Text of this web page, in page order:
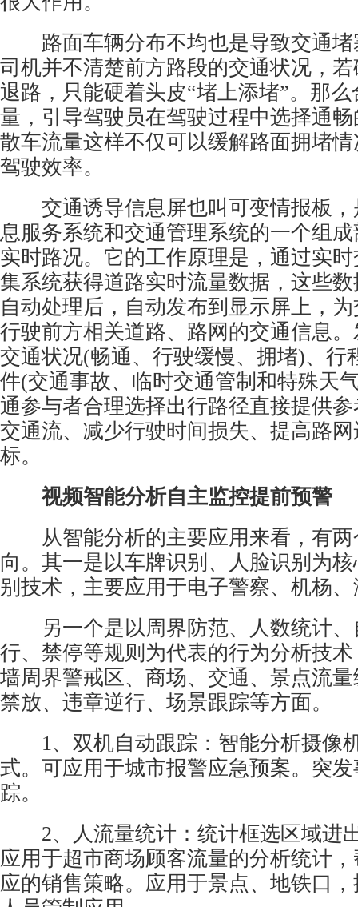
路面车辆分布不均也是导致交通堵
司机并不清楚前方路段的交通状况，
退路，只能硬着头皮“堵上添堵”。那
量，引导驾驶员在驾驶过程中选择通
散车流量这样不仅可以缓解路面拥堵
驾驶效率。
交通诱导信息屏也叫可变情报板，
息服务系统和交通管理系统的一个组
实时路况。它的工作原理是，通过实
集系统获得道路实时流量数据，这些
自动处理后，自动发布到显示屏上，
行驶前方相关道路、路网的交通信息
交通状况(畅通、行驶缓慢、拥堵)、行
件(交通事故、临时交通管制和特殊天
通参与者合理选择出行路径直接提供
交通流、减少行驶时间损失、提高路
标。
视频智能分析自主监控提前预警
从智能分析的主要应用来看，有两
向。其一是以车牌识别、人脸识别为
别技术，主要应用于电子警察、机杨
另一个是以周界防范、人数统计、
行、禁停等规则为代表的行为分析技
墙周界警戒区、商场、交通、景点流
禁放、违章逆行、场景跟踪等方面。
1、双机自动跟踪：智能分析摄像
式。可应用于城市报警应急预案。突
踪。
2、人流量统计：统计框选区域进
应用于超市商场顾客流量的分析统计
应的销售策略。应用于景点、地铁口